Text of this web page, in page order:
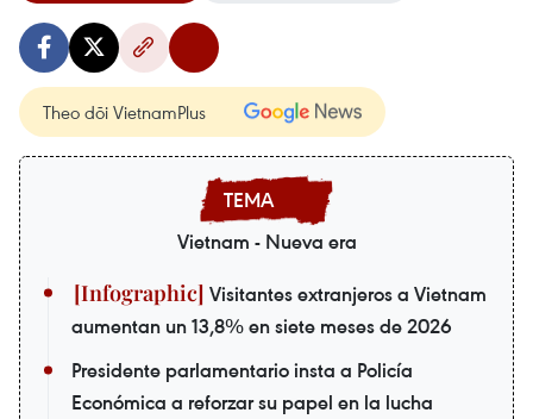
Theo dõi VietnamPlus
Vietnam - Nueva era
Visitantes extranjeros a Vietnam
aumentan un 13,8% en siete meses de 2026
Presidente parlamentario insta a Policía
Económica a reforzar su papel en la lucha